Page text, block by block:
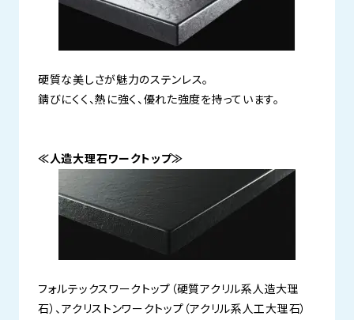
硬質な美しさが魅力のステンレス。
錆びにくく、熱に強く、優れた強度を持っています。
≪人造大理石ワークトップ≫
フォルテックスワークトップ（硬質アクリル系人造大理
石）、アクリストンワークトップ（アクリル系人工大理石）